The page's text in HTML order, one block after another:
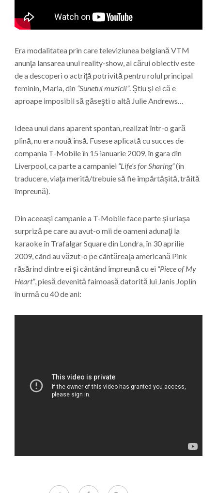
Era modalitatea prin care televiziunea belgiană VTM
anunţa lansarea unui reality-show, al cărui obiectiv este
de a descoperi o actriţă potrivită pentru rolul principal
feminin, Maria, din “Sunetul muzicii”. Ştiu şi ei că e
aproape imposibil să găseşti o altă Julie Andrews…
Ideea unui dans aparent spontan, realizat într-o gară
plină, nu era nouă însă. Fusese aplicată cu succes de
compania T-Mobile în 15 ianuarie 2009, în gara din
Liverpool, ca parte a campaniei “Life’s for Sharing”(în
traducere, viaţa merită/trebuie să fie împărtăşită, trăită
împreună).
Din aceeaşi campanie a T-Mobile face parte şi uriaşa
surpriză pe care au avut-o mii de oameni adunaţi la
karaoke în Trafalgar Square din Londra, în 30 aprilie
2009, când au văzut-o pe cântăreaţa americană Pink
răsărind dintre ei şi cântând împreună cu ei “Piece of My
Heart”, piesă devenită faimoasă datorită lui Janis Joplin
în urmă cu 40 de ani: